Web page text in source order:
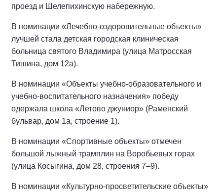
проезд и Шелепихинскую набережную.
В номинации «Лечебно-оздоровительные объекты»
лучшей стала детская городская клиническая
больница святого Владимира (улица Матросская
Тишина, дом 12а).
В номинации «Объекты учебно-образовательного и
учебно-воспитательного назначения» победу
одержала школа «Летово джуниор» (Раменский
бульвар, дом 1а, строение 1).
В номинации «Спортивные объекты» отмечен
большой лыжный трамплин на Воробьевых горах
(улица Косыгина, дом 28, строения 7–9).
В номинации «Культурно-просветительские объекты»